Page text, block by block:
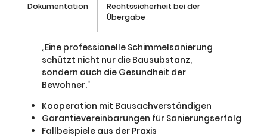
Dokumentation
Rechtssicherheit bei der
Übergabe
„Eine professionelle Schimmelsanierung
schützt nicht nur die Bausubstanz,
sondern auch die Gesundheit der
Bewohner.“
Kooperation mit Bausachverständigen
Garantievereinbarungen für Sanierungserfolg
Fallbeispiele aus der Praxis